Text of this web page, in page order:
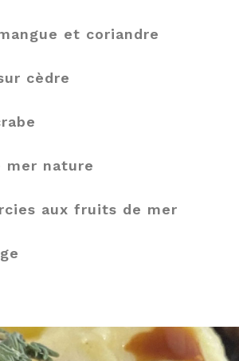
et coriandre
cèdre
mer nature
aux fruits de mer